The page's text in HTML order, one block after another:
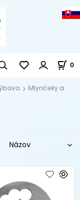
0
Mlynčeky a